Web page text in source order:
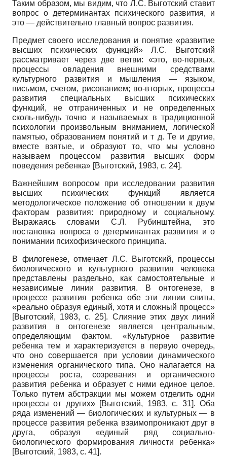
Таким образом, мы видим, что Л.С. Выготский ставит
вопрос о детерминантах психического развития, и
это — действительно главный вопрос развития.
Предмет своего исследования и понятие «развитие
высших психических функций» Л.С. Выготский
рассматривает через две ветви: «это, во-первых,
процессы овладения внешними средствами
культурного развития и мышления — языком,
письмом, счетом, рисованием; во-вторых, процессы
развития специальных высших психических
функций, не отграниченных и не определенных
сколь-нибудь точно и называемых в традиционной
психологии произвольным вниманием, логической
памятью, образованием понятий и т д. Те и другие,
вместе взятые, и образуют то, что мы условно
называем процессом развития высших форм
поведения ребенка» [Выготский, 1983, с. 24].
Важнейшим вопросом при исследовании развития
высших психических функций является
методологическое положение об отношении к двум
факторам развития: природному и социальному.
Выражаясь словами С.Л. Рубинштейна, это
постановка вопроса о детерминантах развития и о
понимании психофизического принципа.
В филогенезе, отмечает Л.С. Выготский, процессы
биологического и культурного развития человека
представлены раздельно, как самостоятельные и
независимые линии развития. В онтогенезе, в
процессе развития ребенка обе эти линии слиты,
«реально образуя единый, хотя и сложный процесс»
[Выготский, 1983, с. 25]. Слияние этих двух линий
развития в онтогенезе является центральным,
определяющим фактом. «Культурное развитие
ребенка тем и характеризуется в первую очередь,
что оно совершается при условии динамического
изменения органического типа. Оно налагается на
процессы роста, созревания и органического
развития ребенка и образует с ними единое целое.
Только путем абстракции мы можем отделить одни
процессы от других» [Выготский, 1983, с. 31]. Оба
ряда изменений — биологических и культурных — в
процессе развития ребенка взаимопроникают друг в
друга, образуя «единый ряд социально-
биологического формирования личности ребенка»
[Выготский, 1983, с. 41].